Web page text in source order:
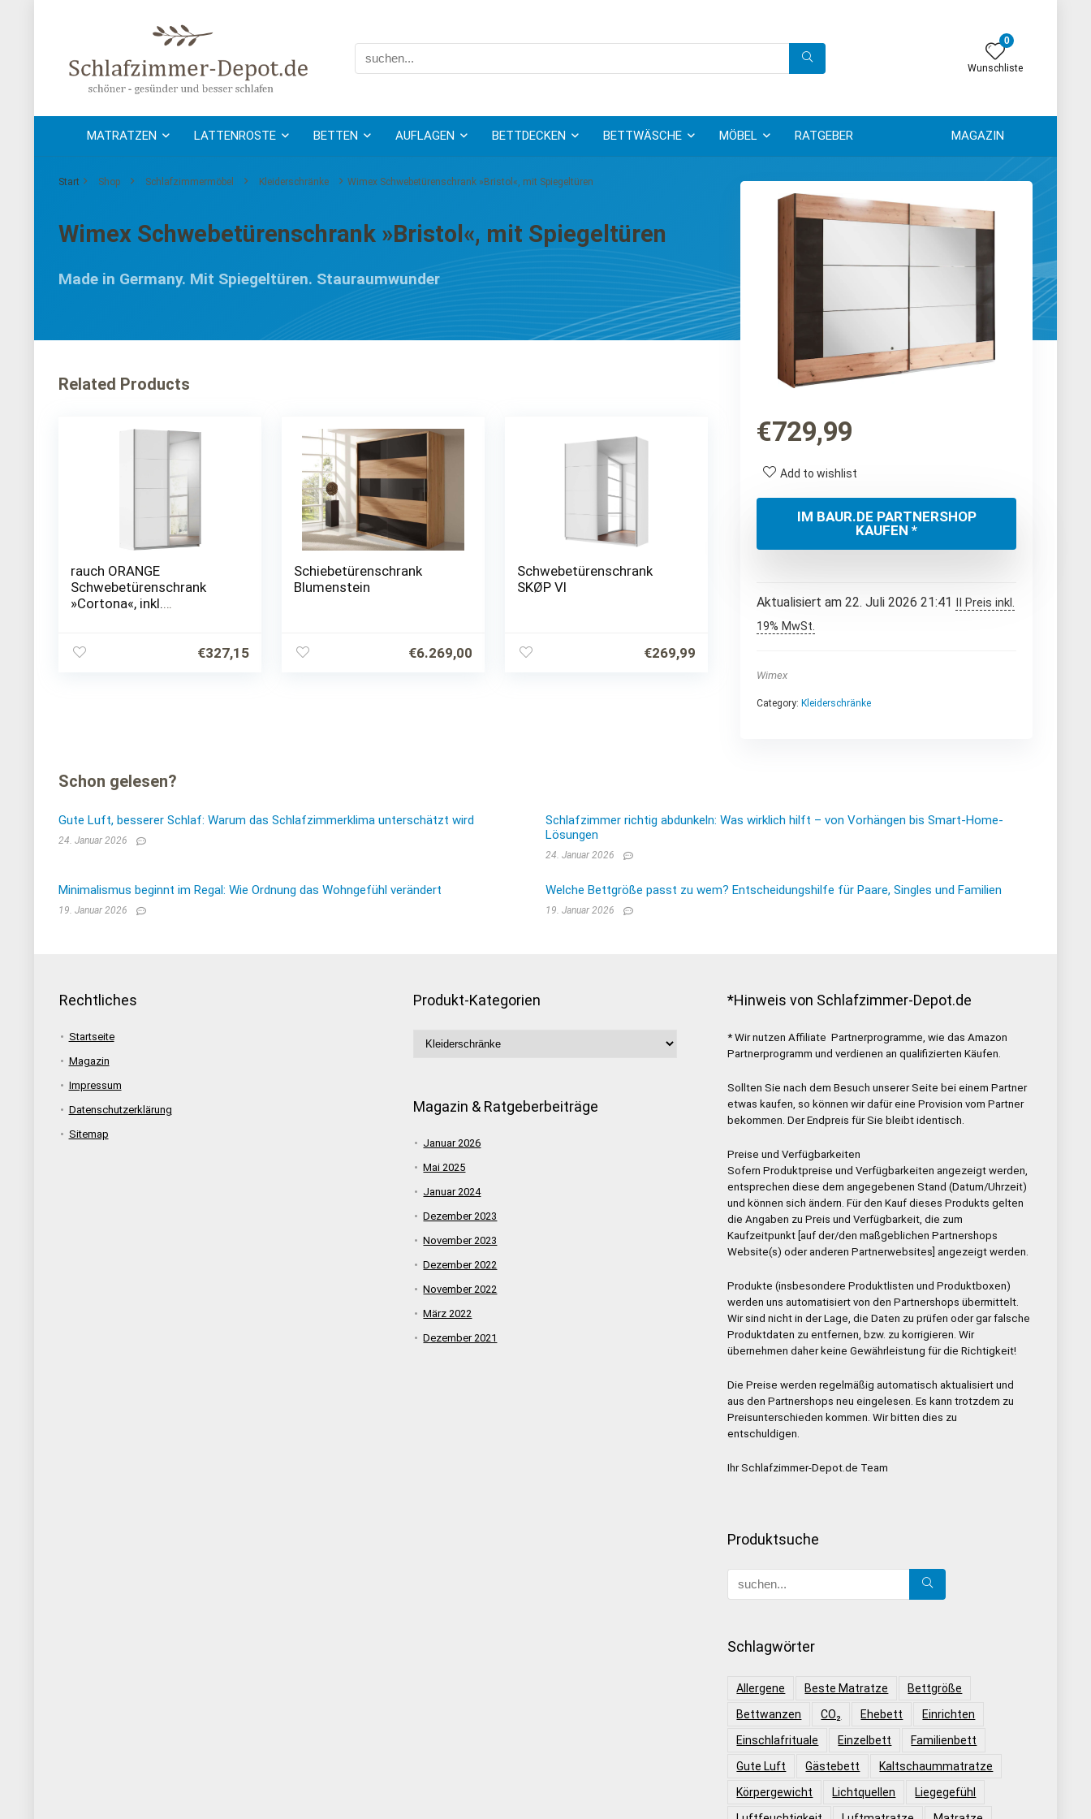
0
Wunschliste
MATRATZEN LATTENROSTE BETTEN AUFLAGEN BETTDECKEN BETTWÄSCHE MÖBEL RATGEBER MAGAZIN
Start Shop Schlafzimmermöbel Kleiderschränke Wimex Schwebetürenschrank »Bristol«, mit Spiegeltüren
Wimex Schwebetürenschrank »Bristol«, mit Spiegeltüren
€729,99
Add to wishlist
IM BAUR.DE PARTNERSHOP
KAUFEN *
Aktualisiert am 22. Juli 2026 21:41
II Preis inkl.
19% MwSt.
Wimex
Category: Kleiderschränke
Made in Germany. Mit Spiegeltüren. Stauraumwunder
Related Products
rauch ORANGE
Schwebetürenschrank
»Cortona«, inkl.
zusätzlichen Einlegeböden
€327,15
Schiebetürenschrank
Blumenstein
€6.269,00
Schwebetürenschrank
SKØP VI
€269,99
Schon gelesen?
Gute Luft, besserer Schlaf: Warum das Schlafzimmerklima unterschätzt wird
24. Januar 2026
Schlafzimmer richtig abdunkeln: Was wirklich hilft – von Vorhängen bis Smart-Home-
Lösungen
24. Januar 2026
Minimalismus beginnt im Regal: Wie Ordnung das Wohngefühl verändert
19. Januar 2026
Welche Bettgröße passt zu wem? Entscheidungshilfe für Paare, Singles und Familien
19. Januar 2026
Rechtliches
Startseite
Magazin
Impressum
Datenschutzerklärung
Sitemap
Produkt-Kategorien
Magazin & Ratgeberbeiträge
Januar 2026
Mai 2025
Januar 2024
Dezember 2023
November 2023
Dezember 2022
November 2022
März 2022
Dezember 2021
*Hinweis von Schlafzimmer-Depot.de
* Wir nutzen Affiliate Partnerprogramme, wie das Amazon
Partnerprogramm und verdienen an qualifizierten Käufen.
Sollten Sie nach dem Besuch unserer Seite bei einem Partner
etwas kaufen, so können wir dafür eine Provision vom Partner
bekommen. Der Endpreis für Sie bleibt identisch.
Preise und Verfügbarkeiten
Sofern Produktpreise und Verfügbarkeiten angezeigt werden,
entsprechen diese dem angegebenen Stand (Datum/Uhrzeit)
und können sich ändern. Für den Kauf dieses Produkts gelten
die Angaben zu Preis und Verfügbarkeit, die zum
Kaufzeitpunkt [auf der/den maßgeblichen Partnershops
Website(s) oder anderen Partnerwebsites] angezeigt werden.
Produkte (insbesondere Produktlisten und Produktboxen)
werden uns automatisiert von den Partnershops übermittelt.
Wir sind nicht in der Lage, die Daten zu prüfen oder gar falsche
Produktdaten zu entfernen, bzw. zu korrigieren. Wir
übernehmen daher keine Gewährleistung für die Richtigkeit!
Die Preise werden regelmäßig automatisch aktualisiert und
aus den Partnershops neu eingelesen. Es kann trotzdem zu
Preisunterschieden kommen. Wir bitten dies zu
entschuldigen.
Ihr Schlafzimmer-Depot.de Team
Produktsuche
Schlagwörter
Allergene Beste Matratze
Bettgröße
Bettwanzen
CO₂ Ehebett
Einrichten
Einschlafrituale
Einzelbett
Familienbett
Gute Luft
Gästebett
Kaltschaummatratze
Körpergewicht
Lichtquellen
Liegegefühl